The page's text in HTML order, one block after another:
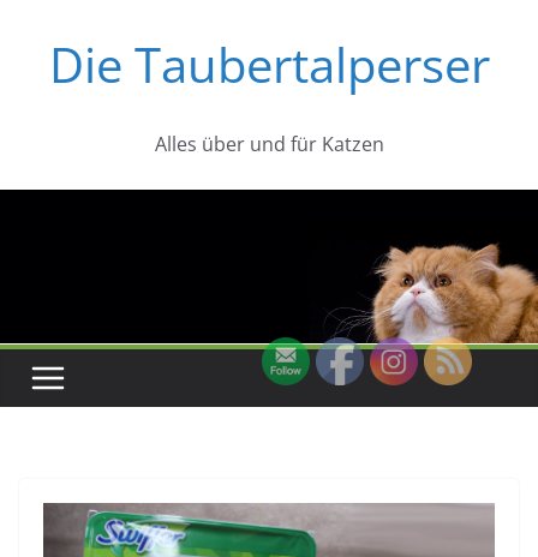
springenDie Taubertalperser
Alles über und für Katzen